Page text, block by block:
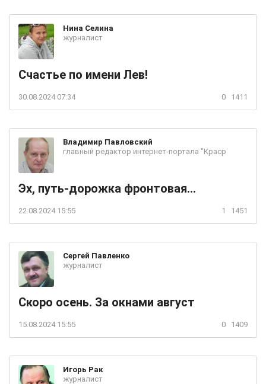
Нина Селина
журналист
Счастье по имени Лев!
30.08.2024 07:34 0 1411
Владимир Павловский
главный редактор интернет-портала "Краср
Эх, путь-дорожка фронтовая...
22.08.2024 15:55 1 1451
Сергей Павленко
журналист
Скоро осень. За окнами август
15.08.2024 15:55 0 1409
Игорь Рак
журналист